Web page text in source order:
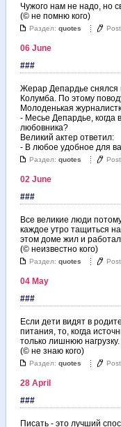
Чужого нам не надо, но
(© не помню кого)
Раздел: quotes
06 June
###
Жерар Депардье снялся
Колумба. По этому
Молоденькая
- Месье Депардье, когда
любовника?
Великий актер ответил:
- В любое удобное для
Раздел: quotes
02 June
###
Все великие люди
каждое утро тащиться
этом доме жил и
(© неизвестно кого)
Раздел: quotes
04 May
###
Если дети видят в
питания, то, когда
только лишнюю нагрузку.
(© не знаю кого)
Раздел: quotes
28 April
###
Писать - это лучший